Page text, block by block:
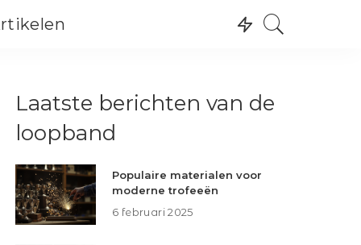
Wintersport
Watersport
Skating
Recreatie
Watersport
Skating
Laatste berichten van de
loopband
Populaire materialen voor
moderne trofeeën
6 februari 2025